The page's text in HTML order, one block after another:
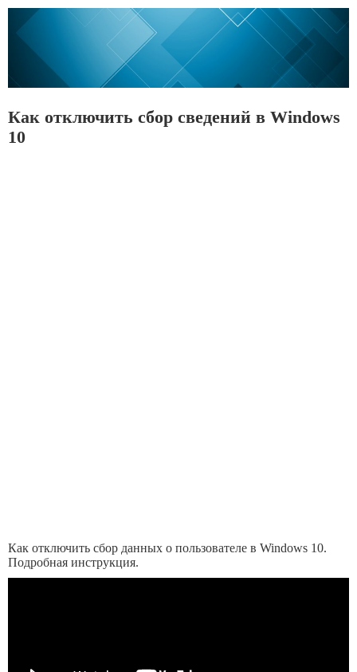
Как отключить сбор сведений в Windows
10
Как отключить сбор данных о пользователе в Windows 10.
Подробная инструкция.